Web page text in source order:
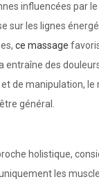
influencées par
sur les lignes
ce massage
entraîne des
de manipulation,
général.
holistique,
les